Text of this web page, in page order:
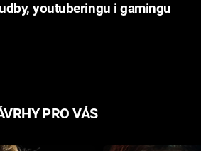
youtuberingu i gamingu
PRO VÁS